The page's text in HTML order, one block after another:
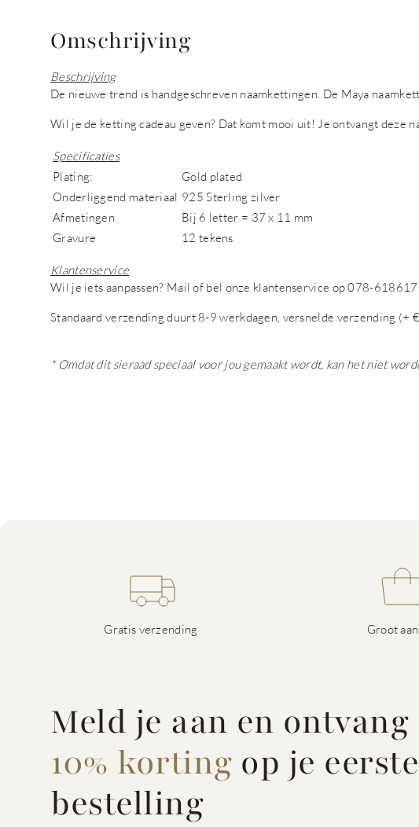
Omschrijving
Beschrijving
De nieuwe trend is handgeschreven naamkettingen. De Maya
Wil je de ketting cadeau geven? Dat komt mooi uit! Je ontvangt deze
Specificaties
Plating:
Gold plated
Onderliggend materiaal 925 Sterling zilver
Afmetingen
Bij 6 letter = 37 x 11 mm
Gravure
12 tekens
Klantenservice
Wil je iets aanpassen? Mail of bel onze klantenservice op 078-
Standaard verzending duurt 8-9 werkdagen, versnelde verzending (+
* Omdat dit sieraad speciaal voor jou gemaakt wordt, kan het niet
Gratis verzending Groot
Meld je aan en ontvang
10% korting op je eerste
bestelling